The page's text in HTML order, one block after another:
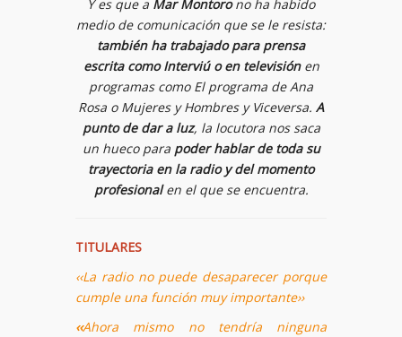
Y es que a Mar Montorono ha habido
medio de comunicación que se le resista:
también ha trabajado para prensa
escrita como Interviú o en televisiónen
programas como El programa de Ana
Rosa o Mujeres y Hombres y Viceversa. A
punto de dar a luz, la locutora nos saca
un hueco para poder hablar de toda su
trayectoria en la radio y del momento
profesionalen el que se encuentra.
TITULARES
‹‹La radio no puede desaparecer porque
cumple una función muy importante››
‹‹Ahora mismo no tendría ninguna